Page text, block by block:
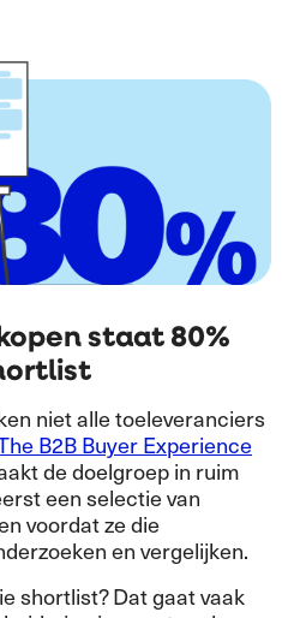
staat 80%
niet alle toeleveranciers
B2B Buyer Experience
de doelgroep in ruim
een selectie van
voordat ze die
en vergelijken.
shortlist? Dat gaat vaak